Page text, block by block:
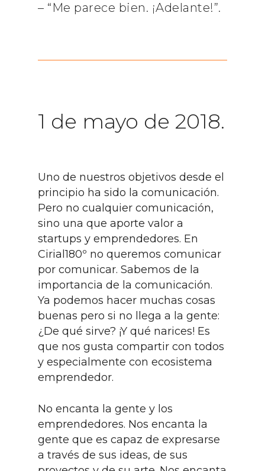
– “Me parece bien. ¡Adelante!”.
1 de mayo de 2018.
Uno de nuestros objetivos desde el
principio ha sido la comunicación.
Pero no cualquier comunicación,
sino una que aporte valor a
startups y emprendedores. En
Cirial180º no queremos comunicar
por comunicar. Sabemos de la
importancia de la comunicación.
Ya podemos hacer muchas cosas
buenas pero si no llega a la gente:
¿De qué sirve? ¡Y qué narices! Es
que nos gusta compartir con todos
y especialmente con ecosistema
emprendedor.
No encanta la gente y los
emprendedores. Nos encanta la
gente que es capaz de expresarse
a través de sus ideas, de sus